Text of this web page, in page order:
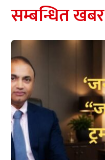
सम्बन्धित खबर